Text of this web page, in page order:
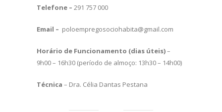
Telefone – 291 757 000
Email – poloempregosociohabita@gmail.com
Horário de Funcionamento (dias úteis)–
9h00 – 16h30 (período de almoço: 13h30 – 14h00)
Técnica – Dra. Célia Dantas Pestana